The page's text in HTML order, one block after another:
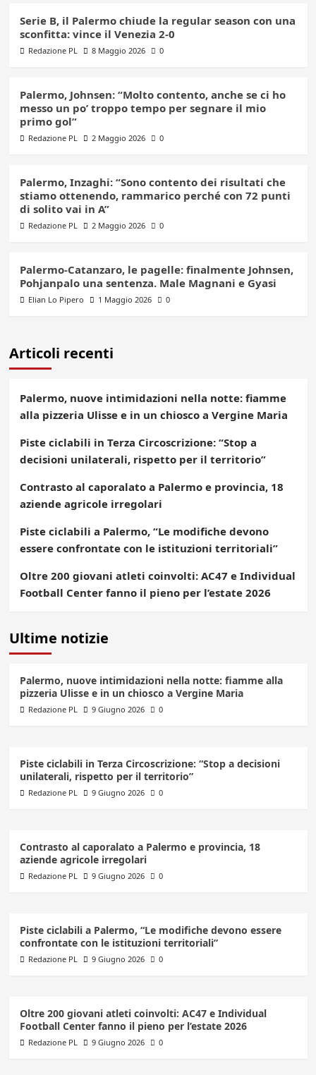
Serie B, il Palermo chiude la regular season con una
sconfitta: vince il Venezia 2-0
Redazione PL 8 Maggio 2026 0
Palermo, Johnsen: “Molto contento, anche se ci ho
messo un po’ troppo tempo per segnare il mio
primo gol”
Redazione PL 2 Maggio 2026 0
Palermo, Inzaghi: “Sono contento dei risultati che
stiamo ottenendo, rammarico perché con 72 punti
di solito vai in A”
Redazione PL 2 Maggio 2026 0
Palermo-Catanzaro, le pagelle: finalmente Johnsen,
Pohjanpalo una sentenza. Male Magnani e Gyasi
Elian Lo Pipero 1 Maggio 2026 0
Articoli recenti
Palermo, nuove intimidazioni nella notte: fiamme
alla pizzeria Ulisse e in un chiosco a Vergine Maria
Piste ciclabili in Terza Circoscrizione: “Stop a
decisioni unilaterali, rispetto per il territorio”
Contrasto al caporalato a Palermo e provincia, 18
aziende agricole irregolari
Piste ciclabili a Palermo, “Le modifiche devono
essere confrontate con le istituzioni territoriali”
Oltre 200 giovani atleti coinvolti: AC47 e Individual
Football Center fanno il pieno per l’estate 2026
Ultime notizie
Palermo, nuove intimidazioni nella notte: fiamme alla
pizzeria Ulisse e in un chiosco a Vergine Maria
Redazione PL 9 Giugno 2026 0
Piste ciclabili in Terza Circoscrizione: “Stop a decisioni
unilaterali, rispetto per il territorio”
Redazione PL 9 Giugno 2026 0
Contrasto al caporalato a Palermo e provincia, 18
aziende agricole irregolari
Redazione PL 9 Giugno 2026 0
Piste ciclabili a Palermo, “Le modifiche devono essere
confrontate con le istituzioni territoriali”
Redazione PL 9 Giugno 2026 0
Oltre 200 giovani atleti coinvolti: AC47 e Individual
Football Center fanno il pieno per l’estate 2026
Redazione PL 9 Giugno 2026 0